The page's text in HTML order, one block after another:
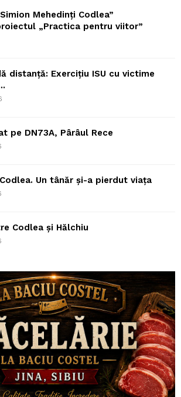
Mehedinți Codlea”
„Practica pentru viitor”
distanță: Exercițiu ISU cu victime
pe DN73A, Pârâul Rece
Un tânăr și-a pierdut viața
Codlea și Hălchiu